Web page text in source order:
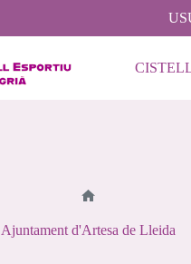
Ajuntament d'Artesa de Lleida